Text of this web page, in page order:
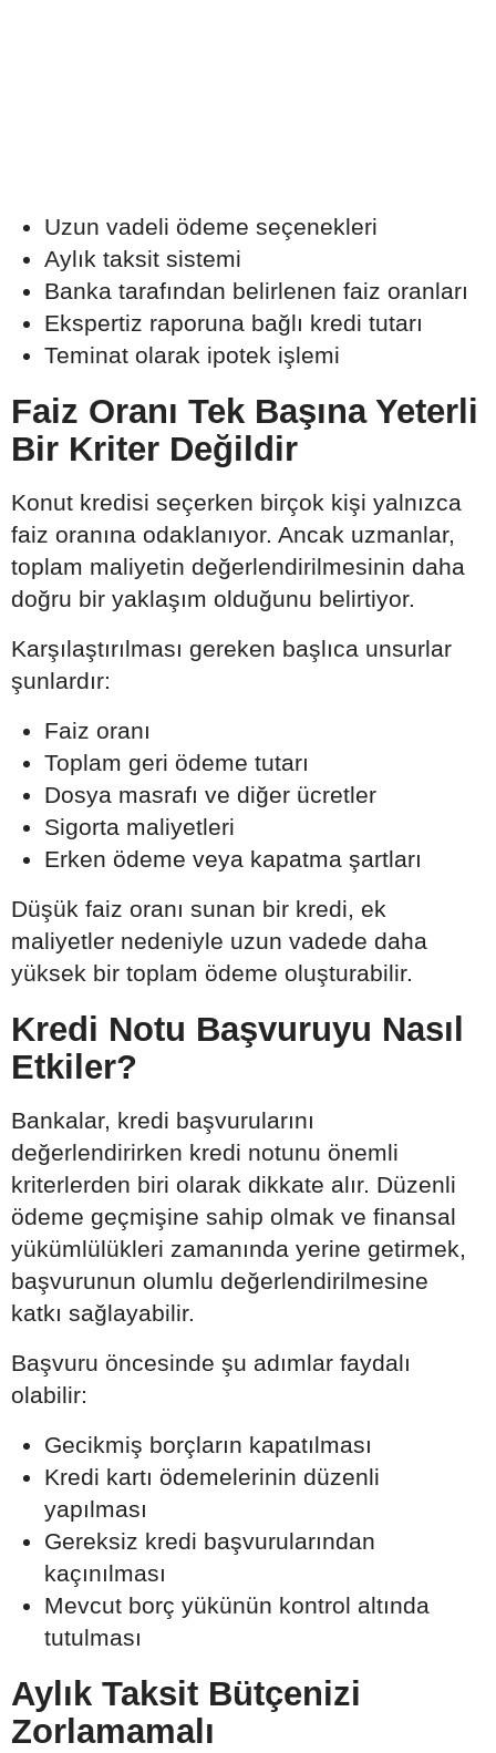
Uzun vadeli ödeme seçenekleri
Aylık taksit sistemi
Banka tarafından belirlenen faiz oranları
Ekspertiz raporuna bağlı kredi tutarı
Teminat olarak ipotek işlemi
Faiz Oranı Tek Başına Yeterli
Bir Kriter Değildir
Konut kredisi seçerken birçok kişi yalnızca
faiz oranına odaklanıyor. Ancak uzmanlar,
toplam maliyetin değerlendirilmesinin daha
doğru bir yaklaşım olduğunu belirtiyor.
Karşılaştırılması gereken başlıca unsurlar
şunlardır:
Faiz oranı
Toplam geri ödeme tutarı
Dosya masrafı ve diğer ücretler
Sigorta maliyetleri
Erken ödeme veya kapatma şartları
Düşük faiz oranı sunan bir kredi, ek
maliyetler nedeniyle uzun vadede daha
yüksek bir toplam ödeme oluşturabilir.
Kredi Notu Başvuruyu Nasıl
Etkiler?
Bankalar, kredi başvurularını
değerlendirirken kredi notunu önemli
kriterlerden biri olarak dikkate alır. Düzenli
ödeme geçmişine sahip olmak ve finansal
yükümlülükleri zamanında yerine getirmek,
başvurunun olumlu değerlendirilmesine
katkı sağlayabilir.
Başvuru öncesinde şu adımlar faydalı
olabilir:
Gecikmiş borçların kapatılması
Kredi kartı ödemelerinin düzenli
yapılması
Gereksiz kredi başvurularından
kaçınılması
Mevcut borç yükünün kontrol altında
tutulması
Aylık Taksit Bütçenizi
Zorlamamalı